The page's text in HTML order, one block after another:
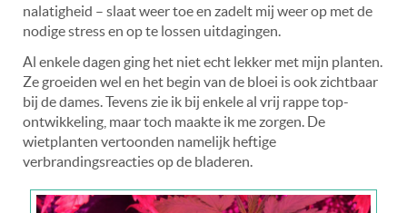
nalatigheid – slaat weer toe en zadelt mij weer op met de
nodige stress en op te lossen uitdagingen.
Al enkele dagen ging het niet echt lekker met mijn planten.
Ze groeiden wel en het begin van de bloei is ook zichtbaar
bij de dames. Tevens zie ik bij enkele al vrij rappe top-
ontwikkeling, maar toch maakte ik me zorgen. De
wietplanten vertoonden namelijk heftige
verbrandingsreacties op de bladeren.